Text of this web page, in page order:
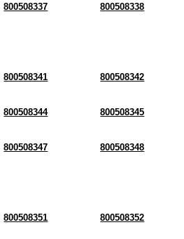
800508337 800508338
800508341 800508342
800508344 800508345
800508347 800508348
800508351 800508352